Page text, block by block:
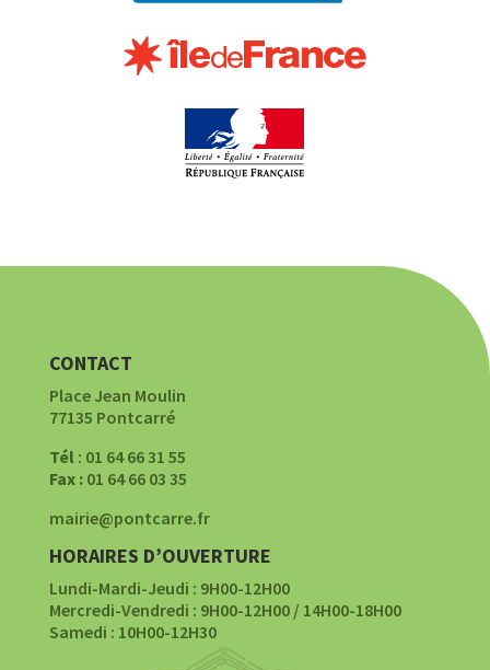
CONTACT
Place Jean Moulin
77135 Pontcarré
Tél: 01 64 66 31 55
Fax :01 64 66 03 35
mairie@pontcarre.fr
HORAIRES D’OUVERTURE
Lundi-Mardi-Jeudi : 9H00-12H00
Mercredi-Vendredi : 9H00-12H00 / 14H00-18H00
Samedi : 10H00-12H30